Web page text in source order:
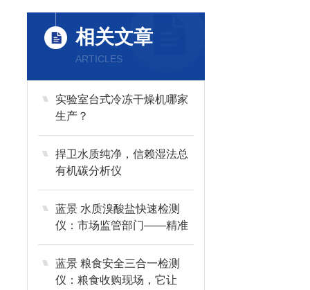
相关文章
ARTICLES
实验室台式冷冻干燥机哪家
生产？
捍卫水质纯净，信赖湿法总
有机碳分析仪
蓝景 水质溴酸盐快速检测
仪：市场监管部门——精准
执法的“权-威利器”
蓝景 粮食安全三合一检测
仪：粮食收购现场，它让